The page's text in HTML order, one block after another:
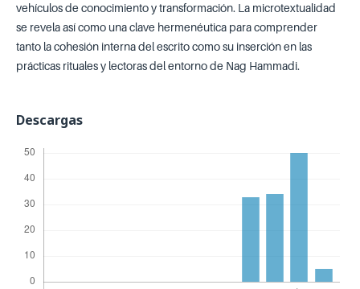
vehículos de conocimiento y transformación. La microtextualidad
se revela así como una clave hermenéutica para comprender
tanto la cohesión interna del escrito como su inserción en las
prácticas rituales y lectoras del entorno de Nag Hammadi.
Descargas